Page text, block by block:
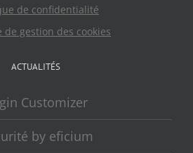
de confidentialité
de gestion des cookies
ACTUALITÉS
Customizer
by eficium